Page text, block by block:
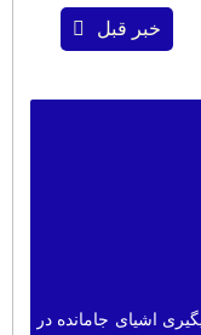
خبر قبل
اشیای جامانده در